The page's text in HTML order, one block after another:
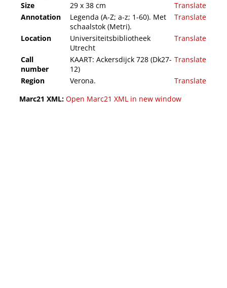
Size
29 x 38 cm
Translate
Annotation
Legenda (A-Z; a-z; 1-60). Met
schaalstok (Metri).
Translate
Location
Universiteitsbibliotheek
Utrecht
Translate
Call
number
KAART: Ackersdijck 728 (Dk27-
12)
Translate
Region Verona.
Translate
Marc21 XML: Open Marc21 XML in new window